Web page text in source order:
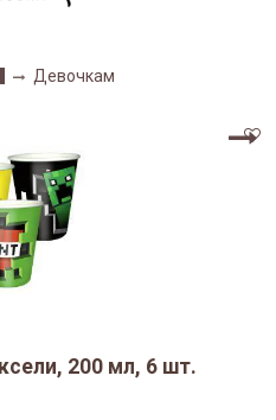
Девочкам
200 мл, 6 шт.